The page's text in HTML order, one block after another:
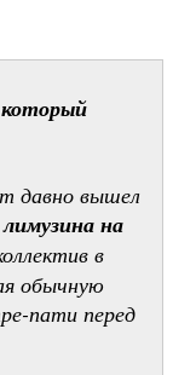
давно вышел
на
в
обычную
пати перед